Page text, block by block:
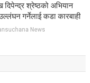
दिपेन्द्र श्रेष्ठको अभियान
गर्नेलाई कडा कारबाही
News